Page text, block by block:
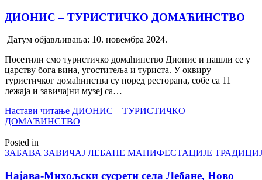
ДИОНИС – ТУРИСТИЧКО ДОМАЋИНСТВО
Датум објављивања: 10. новембра 2024.
Посетили смо туристичко домаћинство Дионис и нашли се у
царству бога вина, угоститеља и туриста. У оквиру
туристичког домаћинства су поред ресторана, собе са 11
лежаја и завичајни музеј са…
Настави читање ДИОНИС – ТУРИСТИЧКО
ДОМАЋИНСТВО
Posted in
ЗАБАВА ЗАВИЧАЈ ЛЕБАНЕ МАНИФЕСТАЦИЈЕ
Најава-Михољски сусрети села Лебане, Ново